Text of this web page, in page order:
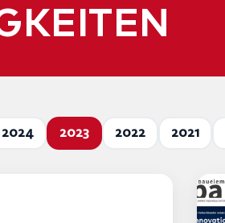
2024 2023 2022 2021